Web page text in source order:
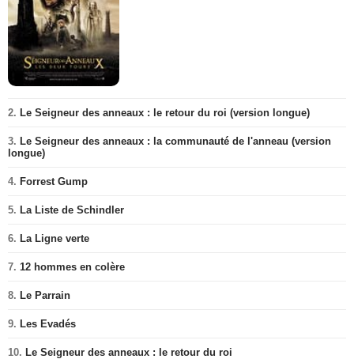
2. Le Seigneur des anneaux : le retour du roi (version longue)
3. Le Seigneur des anneaux : la communauté de l'anneau (version
longue)
4. Forrest Gump
5. La Liste de Schindler
6. La Ligne verte
7. 12 hommes en colère
8. Le Parrain
9. Les Evadés
10. Le Seigneur des anneaux : le retour du roi